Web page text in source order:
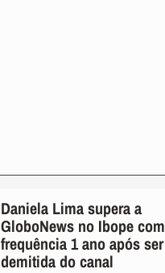
Daniela Lima supera a
GloboNews no Ibope com
frequência 1 ano após ser
demitida do canal